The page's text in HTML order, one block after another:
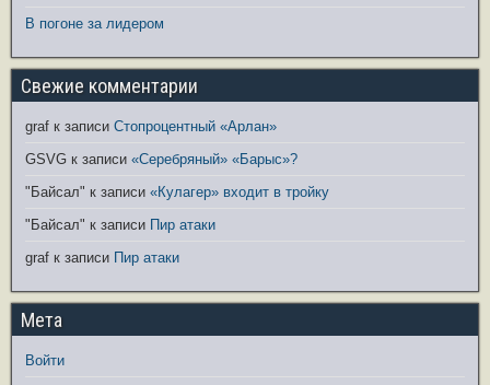
В погоне за лидером
Свежие комментарии
graf к записи Стопроцентный «Арлан»
GSVG к записи «Серебряный» «Барыс»?
"Байсал" к записи «Кулагер» входит в тройку
"Байсал" к записи Пир атаки
graf к записи Пир атаки
Мета
Войти